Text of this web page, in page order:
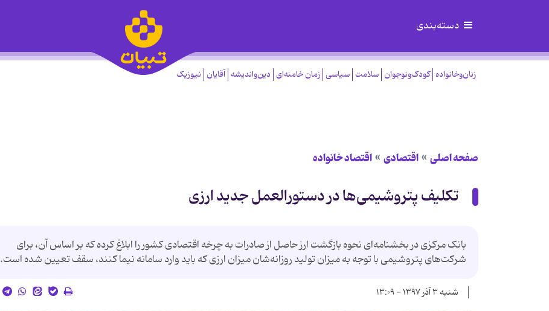
دسته‌بندی
زنان‌وخانواده کودک‌ونوجوان سلامت سیاسی زمان خامنه‌ای دین‌واندیشه آقایان نیوزیک
صفحه اصلی اقتصادی اقتصاد خانواده
تکلیف پتروشیمی‌ها در دستورالعمل جدید ارزی
بانک مرکزی در بخشنامه‌ای نحوه‌ بازگشت ارز حاصل از صادرات به چرخه‌ اقتصادی کشور را ابلاغ کرده که بر اساس آن، برای
شرکت‌های پتروشیمی با توجه به میزان تولید روزانه‌شان میزان ارزی که باید وارد سامانه نیما کنند، سقف تعیین شده است.
شنبه ۳ آذر ۱۳۹۷ - ۱۳:۰۹